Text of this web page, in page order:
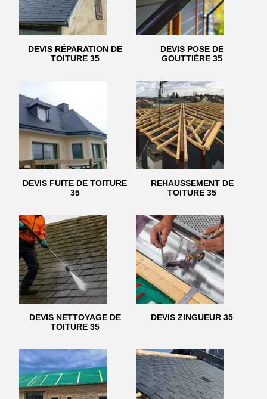
DEVIS RÉPARATION DE
TOITURE 35
DEVIS POSE DE
GOUTTIÈRE 35
DEVIS FUITE DE TOITURE
35
REHAUSSEMENT DE
TOITURE 35
DEVIS NETTOYAGE DE
TOITURE 35
DEVIS ZINGUEUR 35